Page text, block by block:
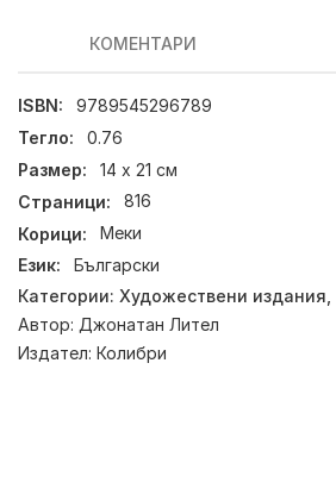
КОМЕНТАРИ
ISBN:
9789545296789
Тегло:
0.76
Размер:
14 х 21 см
Страници:
816
Корици:
Меки
Език:
Български
Категории: Художествени издания
Автор: Джонатан Лител
Издател: Колибри